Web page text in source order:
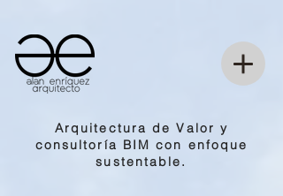
Arquitectura de Valor y
consultoría BIM con enfoque
sustentable.